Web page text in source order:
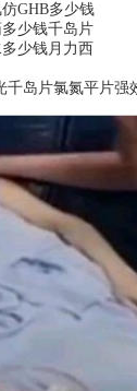
GHB多少钱
多少钱千岛片
少钱月力西
千岛片氯氮平片强